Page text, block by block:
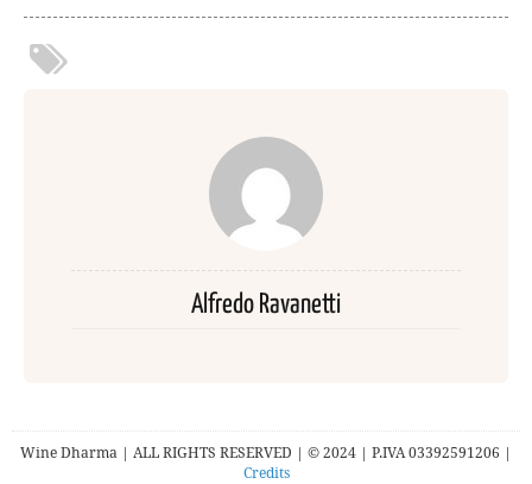
Alfredo Ravanetti
Wine Dharma | ALL RIGHTS RESERVED | © 2024 | P.IVA 03392591206 |
Credits